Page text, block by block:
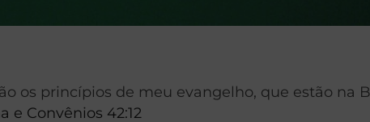
os princípios de meu evangelho, que estão na
e Convênios 42:12